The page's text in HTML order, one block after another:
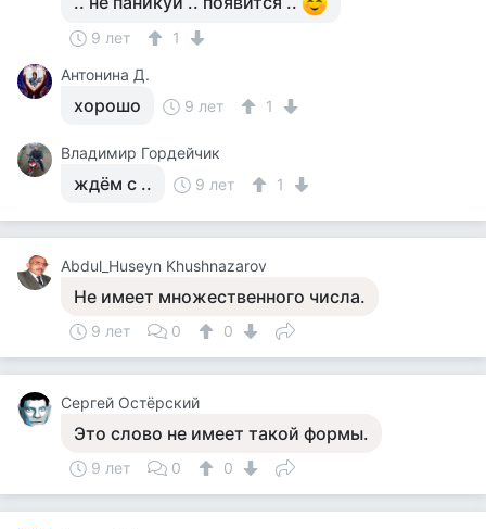
9 лет
1
Антонина Д.
хорошо 9 лет 1
Владимир Гордейчик
ждём с .. 9 лет 1
Abdul_Huseyn Khushnazarov
Не имеет множественного числа.
9 лет 0 0
Сергей Остёрский
Это слово не имеет такой формы.
9 лет 0 0